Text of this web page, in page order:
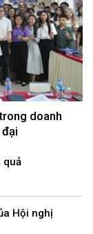
doanh
quả
Hội nghị